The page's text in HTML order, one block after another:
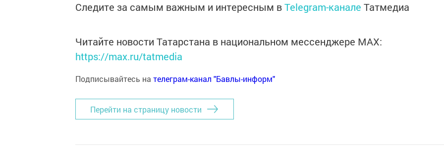
Следите за самым важным и интересным вTelegram-канале Татмедиа
Читайте новости Татарстана в национальном мессенджере MАХ:
https://max.ru/tatmedia
Подписывайтесь на телеграм-канал "Бавлы-информ"
Перейти на страницу новости